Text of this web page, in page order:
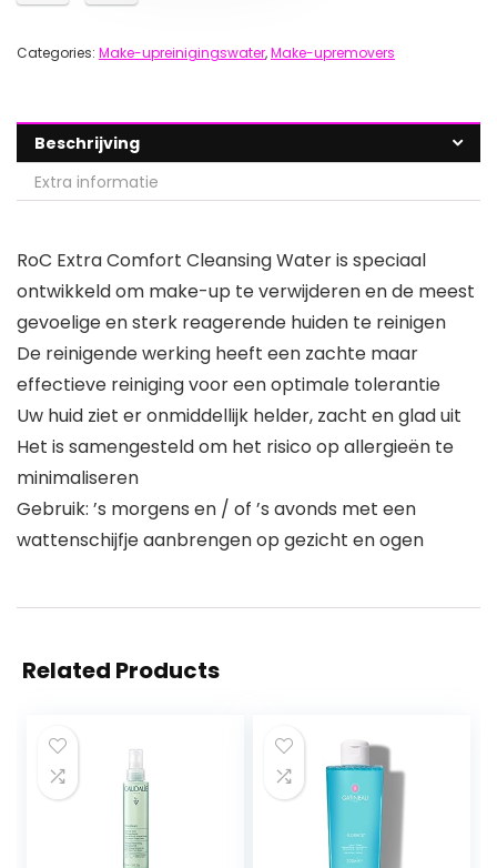
Categories: Make-upreinigingswater,Make-upremovers
Beschrijving
Extra informatie
RoC Extra Comfort Cleansing Water is speciaal
ontwikkeld om make-up te verwijderen en de meest
gevoelige en sterk reagerende huiden te reinigen
De reinigende werking heeft een zachte maar
effectieve reiniging voor een optimale tolerantie
Uw huid ziet er onmiddellijk helder, zacht en glad uit
Het is samengesteld om het risico op allergieën te
minimaliseren
Gebruik: ’s morgens en / of ’s avonds met een
wattenschijfje aanbrengen op gezicht en ogen
Related Products